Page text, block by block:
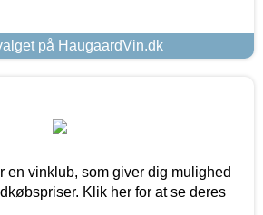
på HaugaardVin.dk
en vinklub, som giver dig mulighed
Klik her for at se deres